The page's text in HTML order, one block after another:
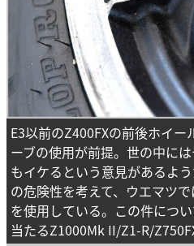
E3以前のZ400FXの前後ホイー
ーブの使用が前提。世の中に
もイケるという意見があるよ
の危険性を考えて、ウエマツ
を使用している。この件につ
当たるZ1000Mk II/Z1-R/